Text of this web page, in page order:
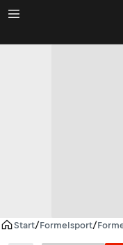
Start/Formelsport/